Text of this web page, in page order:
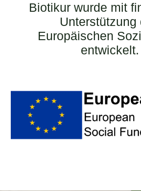
Biotikur wurde mit
Unterstützung
Europäischen
entwickelt.